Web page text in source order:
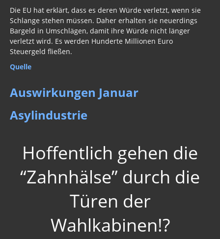
Die EU hat erklärt, dass es deren Würde verletzt, wenn sie
Schlange stehen müssen. Daher erhalten sie neuerdings
Bargeld in Umschlägen, damit ihre Würde nicht länger
verletzt wird. Es werden Hunderte Millionen Euro
Steuergeld fließen.
Quelle
Auswirkungen Januar
Asylindustrie
Hoffentlich gehen die
“Zahnhälse” durch die
Türen der
Wahlkabinen!?